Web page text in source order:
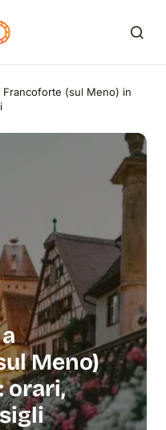
Francoforte (sul Meno) in
Meno)
orari,